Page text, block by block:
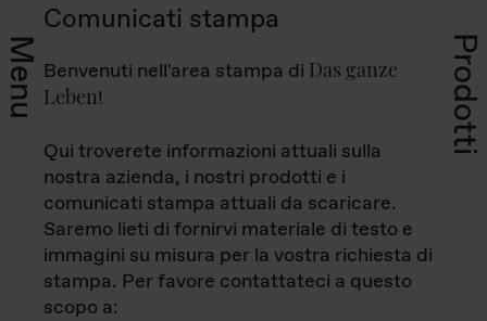
Menu Prodotti
Comunicati stampa
Benvenuti nell'area stampa di Das ganze
Leben!
Qui troverete informazioni attuali sulla
nostra azienda, i nostri prodotti e i
comunicati stampa attuali da scaricare.
Saremo lieti di fornirvi materiale di testo e
immagini su misura per la vostra richiesta di
stampa. Per favore contattateci a questo
scopo a: